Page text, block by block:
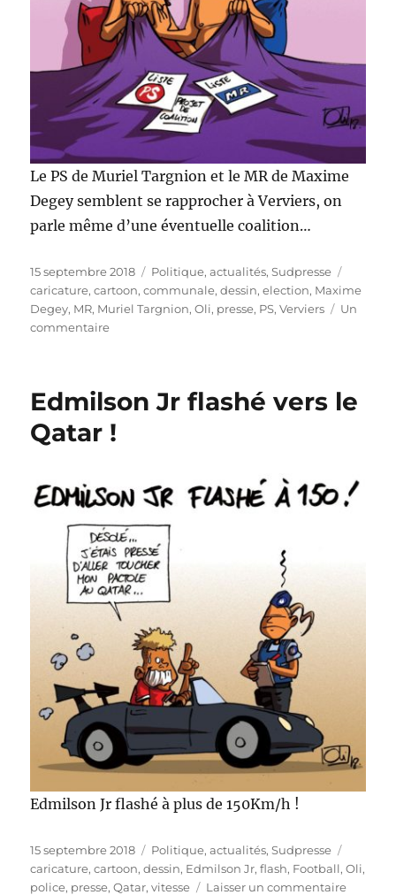
Le PS de Muriel Targnion et le MR de Maxime
Degey semblent se rapprocher à Verviers, on
parle même d’une éventuelle coalition…
Publié
le
15 septembre 2018 Catégories
Politique, actualités,Sudpresse
caricature,cartoon,communale,dessin,election, Maxime
Degey, MR, Muriel Targnion,Oli, presse, PS,Verviers
Un
commentairesur
coalisé
Verviers
Edmilson Jr flashé vers le
Qatar !
Edmilson Jr flashé à plus de 150Km/h !
Publié
le
15 septembre 2018 Catégories
Politique, actualités,Sudpresse
caricature,cartoon,dessin, Edmilson Jr,flash, Football,Oli,
police, presse,Qatar,vitesse Laisser un commentairesur